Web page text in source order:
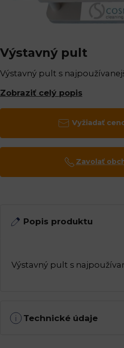
Výstavný pult
Výstavný pult s
Zobraziť celý popis
Vyžiadať
Zavolať
Popis produktu
Výstavný pult s
Technické údaje